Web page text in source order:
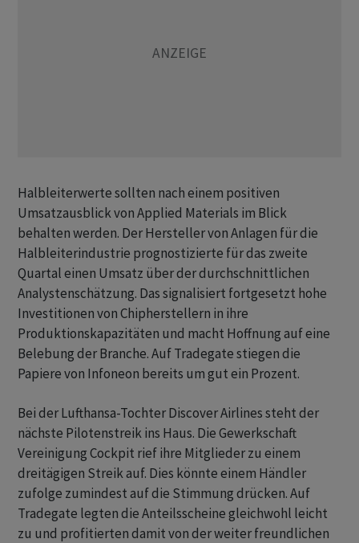
Halbleiterwerte sollten nach einem positiven
Umsatzausblick von Applied Materials im Blick
behalten werden. Der Hersteller von Anlagen für die
Halbleiterindustrie prognostizierte für das zweite
Quartal einen Umsatz über der durchschnittlichen
Analystenschätzung. Das signalisiert fortgesetzt hohe
Investitionen von Chipherstellern in ihre
Produktionskapazitäten und macht Hoffnung auf eine
Belebung der Branche. Auf Tradegate stiegen die
Papiere von Infoneon bereits um gut ein Prozent.
Bei der Lufthansa-Tochter Discover Airlines steht der
nächste Pilotenstreik ins Haus. Die Gewerkschaft
Vereinigung Cockpit rief ihre Mitglieder zu einem
dreitägigen Streik auf. Dies könnte einem Händler
zufolge zumindest auf die Stimmung drücken. Auf
Tradegate legten die Anteilsscheine gleichwohl leicht
zu und profitierten damit von der weiter freundlichen